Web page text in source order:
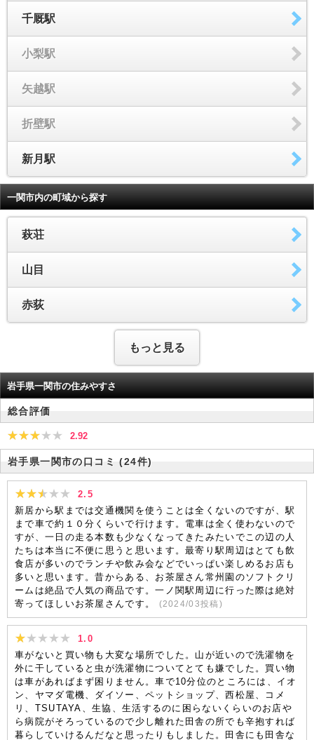
千厩駅
小梨駅
矢越駅
折壁駅
新月駅
一関市内の町域から探す
萩荘
山目
赤荻
もっと見る
岩手県一関市の住みやすさ
総合評価
2.92
岩手県一関市の口コミ (24件)
2.5
新居から駅までは交通機関を使うことは全くないのですが、駅
まで車で約１０分くらいで行けます。電車は全く使わないので
すが、一日の走る本数も少なくなってきたみたいでこの辺の人
たちは本当に不便に思うと思います。最寄り駅周辺はとても飲
食店が多いのでランチや飲み会などでいっぱい楽しめるお店も
多いと思います。昔からある、お茶屋さん常州園のソフトクリ
ームは絶品で人気の商品です。一ノ関駅周辺に行った際は絶対
寄ってほしいお茶屋さんです。
(2024/03投稿)
1.0
車がないと買い物も大変な場所でした。山が近いので洗濯物を
外に干していると虫が洗濯物についてとても嫌でした。買い物
は車があればまず困りません。車で10分位のところには、イオ
ン、ヤマダ電機、ダイソー、ペットショップ、西松屋、コメ
リ、TSUTAYA、生協、生活するのに困らないくらいのお店や
ら病院がそろっているので少し離れた田舎の所でも辛抱すれば
暮らしていけるんだなと思ったりもしました。田舎にも田舎な